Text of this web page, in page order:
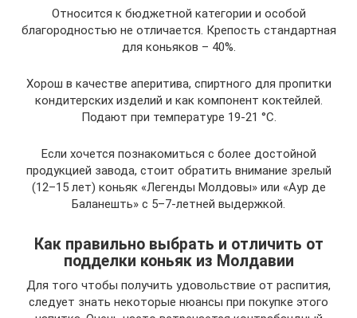
Относится к бюджетной категории и особой
благородностью не отличается. Крепость стандартная
для коньяков – 40%.
Хорош в качестве аперитива, спиртного для пропитки
кондитерских изделий и как компонент коктейлей.
Подают при температуре 19-21 °C.
Если хочется познакомиться с более достойной
продукцией завода, стоит обратить внимание зрелый
(12–15 лет) коньяк «Легенды Молдовы» или «Аур де
Баланешть» с 5–7-летней выдержкой.
Как правильно выбрать и отличить от
подделки коньяк из Молдавии
Для того чтобы получить удовольствие от распития,
следует знать некоторые нюансы при покупке этого